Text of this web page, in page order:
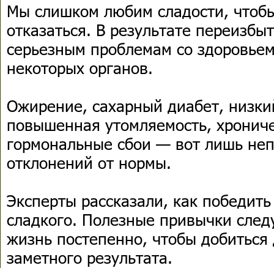
Мы слишком любим сладости,
отказаться. В результате
серьезным проблемам со
некоторых органов.
Ожирение, сахарный диабет,
повышенная утомляемость,
гормональные сбои — вот лишь
отклонений от нормы.
Эксперты рассказали, как
сладкого. Полезные привычки
жизнь постепенно, чтобы добиться
заметного результата.